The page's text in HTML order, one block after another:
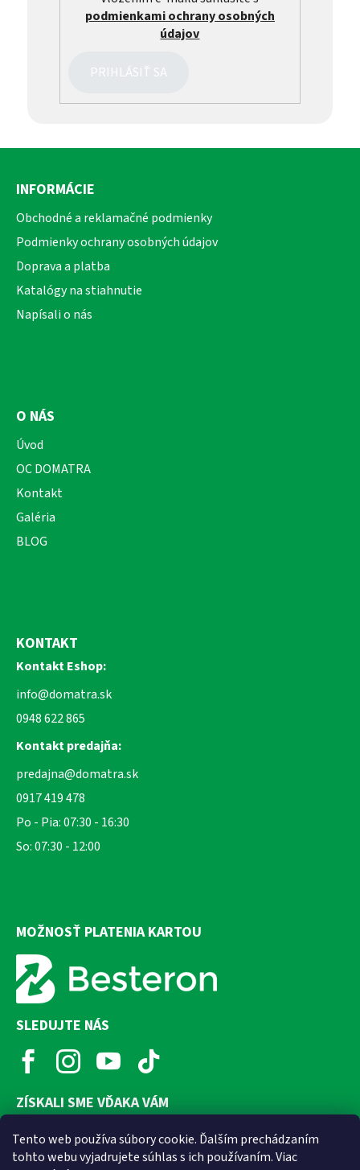
Tento web používa súbory cookie. Ďalším prechádzaním
tohto webu vyjadrujete súhlas s ich používaním. Viac
podmienkami ochrany osobných
údajov
PRIHLÁSIŤ SA
Z
INFORMÁCIE
Obchodné a reklamačné podmienky
Podmienky ochrany osobných údajov
Doprava a platba
Katalógy na stiahnutie
Napísali o nás
O NÁS
Úvod
OC DOMATRA
Kontakt
Galéria
BLOG
KONTAKT
Kontakt Eshop:
info@domatra.sk
0948 622 865
Kontakt predajňa:
predajna@domatra.sk
0917 419 478
Po - Pia: 07:30 - 16:30
So: 07:30 - 12:00
MOŽNOSŤ PLATENIA KARTOU
SLEDUJTE NÁS
ZÍSKALI SME VĎAKA VÁM